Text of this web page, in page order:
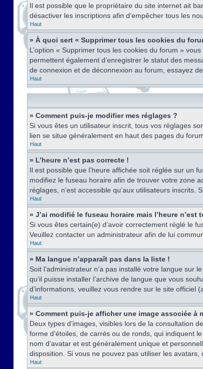
Il est possible que le propriétaire du site internet ait
désactiver les inscriptions afin d’empêcher tous les
Haut
» À quoi sert « Supprimer tous les cookies du
L’option « Supprimer tous les cookies du forum »
permettent également d’enregistrer le statut des
de connexion et de déconnexion au forum, essayez
Haut
» Comment puis-je modifier mes réglages ?
Si vous êtes un utilisateur inscrit, tous vos réglages
lien se situe généralement en haut des pages du
Haut
» L’heure n’est pas correcte !
Il est possible que l’heure affichée soit réglée sur un
modifiez le fuseau horaire afin de trouver votre zone
réglages, n’est accessible qu’aux utilisateurs inscrits.
Haut
» J’ai modifié le fuseau horaire mais l’heure n’est
Si vous êtes certain(e) d’avoir correctement réglé le
Veuillez contacter un administrateur afin de lui
Haut
» Ma langue n’apparaît pas dans la liste !
Soit l’administrateur n’a pas installé votre langue sur
qu’il puisse installer l’archive de langue que vous
d’informations, veuillez vous rendre sur le site officiel
Haut
» Comment puis-je afficher une image associée à
Deux types d’images, visibles lors de la consultation
forme d’étoiles, de carrés ou de ronds, qui indiquent
nom d’avatar et est généralement unique et
disposition. Si vous ne pouvez pas utiliser les
Haut